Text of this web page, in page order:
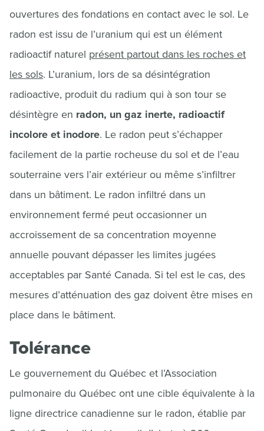
ouvertures des fondations en contact avec le sol. Le
radon est issu de l’uranium qui est un élément
radioactif naturel présent partout dans les roches et
les sols. L’uranium, lors de sa désintégration
radioactive, produit du radium qui à son tour se
désintègre en radon, un gaz inerte, radioactif
incolore et inodore. Le radon peut s’échapper
facilement de la partie rocheuse du sol et de l’eau
souterraine vers l’air extérieur ou même s’infiltrer
dans un bâtiment. Le radon infiltré dans un
environnement fermé peut occasionner un
accroissement de sa concentration moyenne
annuelle pouvant dépasser les limites jugées
acceptables par Santé Canada. Si tel est le cas, des
mesures d’atténuation des gaz doivent être mises en
place dans le bâtiment.
Tolérance
Le gouvernement du Québec et l’Association
pulmonaire du Québec ont une cible équivalente à la
ligne directrice canadienne sur le radon, établie par